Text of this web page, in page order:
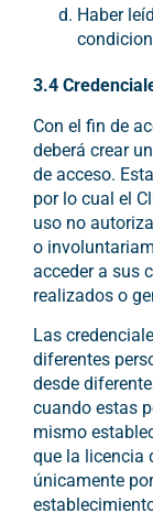
Haber
3.4
Con el fin de
deberá crear
de acceso.
por lo cual el
uso no
o
acceder a sus
realizados o
Las
diferentes
desde
cuando estas
mismo
que la licencia
únicamente